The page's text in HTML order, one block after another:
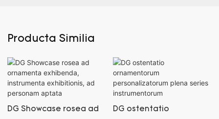
Producta Similia
DG Showcase rosea ad DG ostentatio